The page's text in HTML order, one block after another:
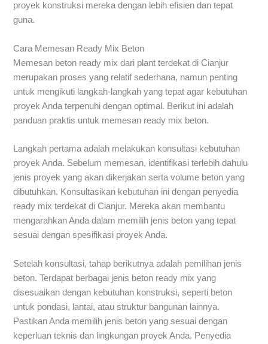
proyek konstruksi mereka dengan lebih efisien dan tepat
guna.
Cara Memesan Ready Mix Beton
Memesan beton ready mix dari plant terdekat di Cianjur
merupakan proses yang relatif sederhana, namun penting
untuk mengikuti langkah-langkah yang tepat agar kebutuhan
proyek Anda terpenuhi dengan optimal. Berikut ini adalah
panduan praktis untuk memesan ready mix beton.
Langkah pertama adalah melakukan konsultasi kebutuhan
proyek Anda. Sebelum memesan, identifikasi terlebih dahulu
jenis proyek yang akan dikerjakan serta volume beton yang
dibutuhkan. Konsultasikan kebutuhan ini dengan penyedia
ready mix terdekat di Cianjur. Mereka akan membantu
mengarahkan Anda dalam memilih jenis beton yang tepat
sesuai dengan spesifikasi proyek Anda.
Setelah konsultasi, tahap berikutnya adalah pemilihan jenis
beton. Terdapat berbagai jenis beton ready mix yang
disesuaikan dengan kebutuhan konstruksi, seperti beton
untuk pondasi, lantai, atau struktur bangunan lainnya.
Pastikan Anda memilih jenis beton yang sesuai dengan
keperluan teknis dan lingkungan proyek Anda. Penyedia